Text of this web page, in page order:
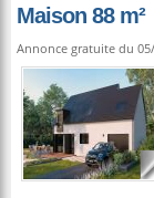
Maison 88 m²
Annonce gratuite du